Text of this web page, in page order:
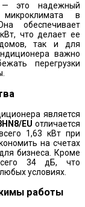
это надежный
в
обеспечивает
что делает ее
так и для
важно
перегрузки
является
EU отличается
1,63 кВт при
на счетах
бизнеса. Кроме
34 дБ, что
условиях.
работы